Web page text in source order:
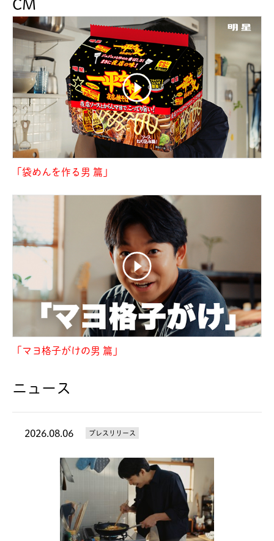
CM
「袋めんを作る男 篇」
「マヨ格子がけの男 篇」
ニュース
2026.08.06 プレスリリース